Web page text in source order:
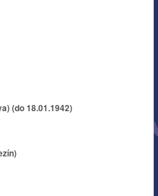
(do 18.01.1942)